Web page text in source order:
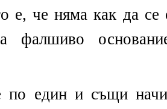
е, че няма как да се
фалшиво
по един и същи